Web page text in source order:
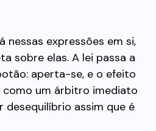
nessas expressões em si,
sobre elas. A lei passa a
aperta-se, e o efeito
como um árbitro imediato
desequilíbrio assim que é